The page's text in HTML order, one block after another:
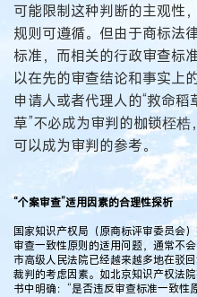
可能限制这种判断的主观性
规则可遵循。但由于商标法
标准，而相关的行政审查标
以在先的审查结论和事实上
申请人或者代理人的“救命稻
草”不必成为审判的枷锁桎
可以成为审判的参考。
“个案审查”适用因素的合理性探析
国家知识产权局（原商标评审委员会
审查一致性原则的适用问题，通常不
市高级人民法院已经越来越多地在驳
裁判的考虑因素。如北京知识产权法
书中明确：“是否违反审查标准一致